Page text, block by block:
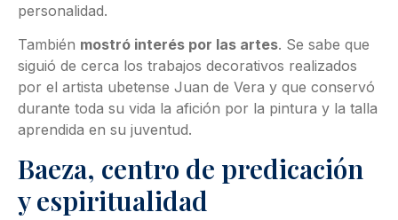
personalidad.
También mostró interés por las artes. Se sabe que
siguió de cerca los trabajos decorativos realizados
por el artista ubetense Juan de Vera y que conservó
durante toda su vida la afición por la pintura y la talla
aprendida en su juventud.
Baeza, centro de predicación
y espiritualidad